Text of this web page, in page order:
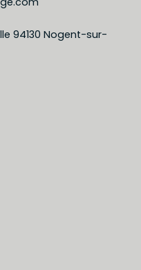
94130 Nogent-sur-